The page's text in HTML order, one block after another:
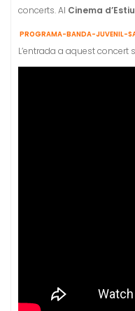
concerts. Al Cinema d’Estiu
PROGRAMA-BANDA-JUVENIL-
L’entrada a aquest